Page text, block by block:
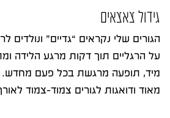
גידול צאצאים
הגורים שלי נקראים “גדיים” ונולדים
על הרגליים תוך דקות מרגע הלידה
מיד, תופעה מרגשת בכל פעם מחדש.
מאוד ודואגות לגורים צמוד-צמוד